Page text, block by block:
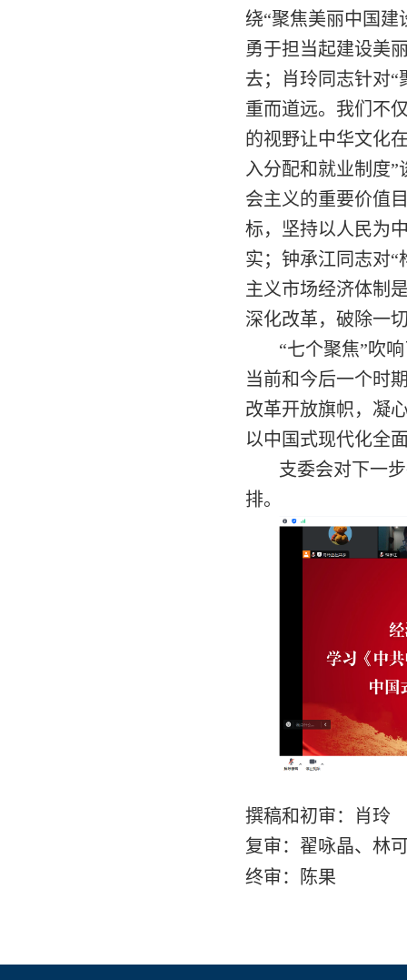
绕“聚焦美丽中国建
勇于担当起建设美
去；肖玲同志针对
重而道远。我们不
的视野让中华文化
入分配和就业制度
会主义的重要价值
标，坚持以人民为
实；钟承江同志对
主义市场经济体制
深化改革，破除一
“七个聚焦”吹
当前和今后一个时
改革开放旗帜，凝
以中国式现代化全
支委会对下一
排。
撰稿和初审：肖玲
复审：翟咏晶、林
终审：陈果